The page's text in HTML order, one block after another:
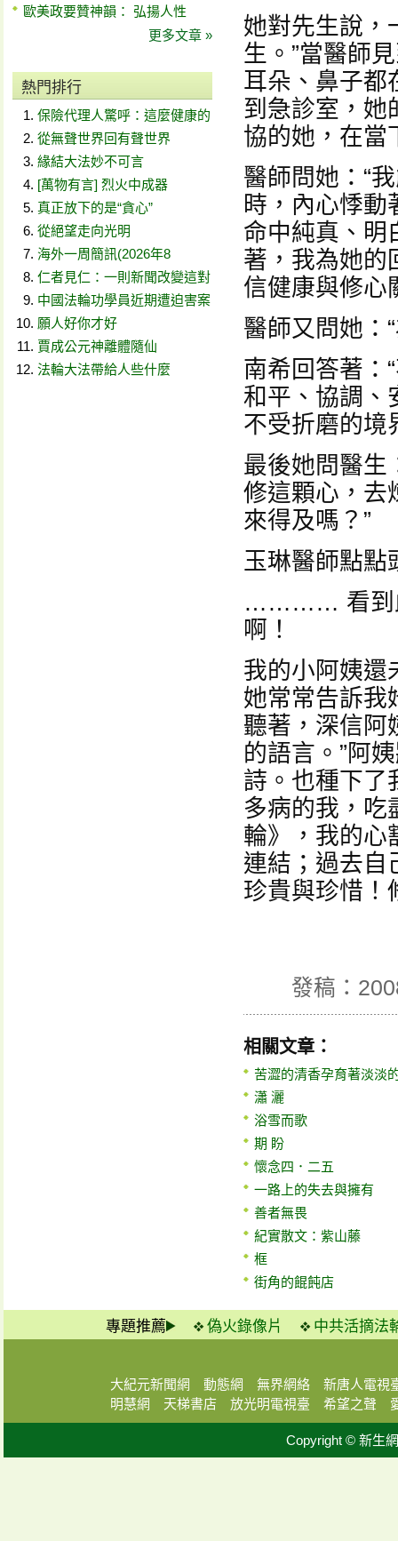
歐美政要贊神韻： 弘揚人性
更多文章 »
熱門排行
保險代理人驚呼：這麼健康的
從無聲世界回有聲世界
緣結大法妙不可言
[萬物有言] 烈火中成器
真正放下的是“貪心”
從絕望走向光明
海外一周簡訊(2026年8
仁者見仁：一則新聞改變這對
中國法輪功學員近期遭迫害案
願人好你才好
賈成公元神離體隨仙
法輪大法帶給人些什麼
她對先生說，
生。”當醫師
耳朵、鼻子都
到急診室，她
協的她，在當
醫師問她：“
時，內心悸動
命中純真、明
著，我為她的
信健康與修心
醫師又問她：
南希回答著：
和平、協調、
不受折磨的
最後她問醫生
修這顆心，去
來得及嗎？”
玉琳醫師點點
………… 看到此
啊！
我的小阿姨還
她常常告訴我
聽著，深信阿
的語言。”阿
詩。也種下了
多病的我，吃
輪》，我的心
連結；過去自
珍貴與珍惜！
發稿：
相關文章：
苦澀的清香孕育著淡淡
瀟 灑
浴雪而歌
期 盼
懷念四．二五
一路上的失去與擁有
善者無畏
紀實散文：紫山藤
框
街角的餛飩店
專題推薦 偽火錄像片 中共活摘法
大紀元新聞網 動態網 無界網絡
新唐人電視
明慧網
天梯書店 放光明電視臺 希望之聲
Copyright © 新生